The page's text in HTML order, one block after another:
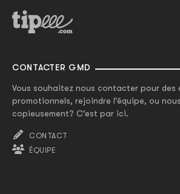
CONTACTER GMD
Vous souhaitez nous contacter pour des
promotionnels, rejoindre l'équipe, ou
copieusement? C'est par ici.
CONTACT
ÉQUIPE